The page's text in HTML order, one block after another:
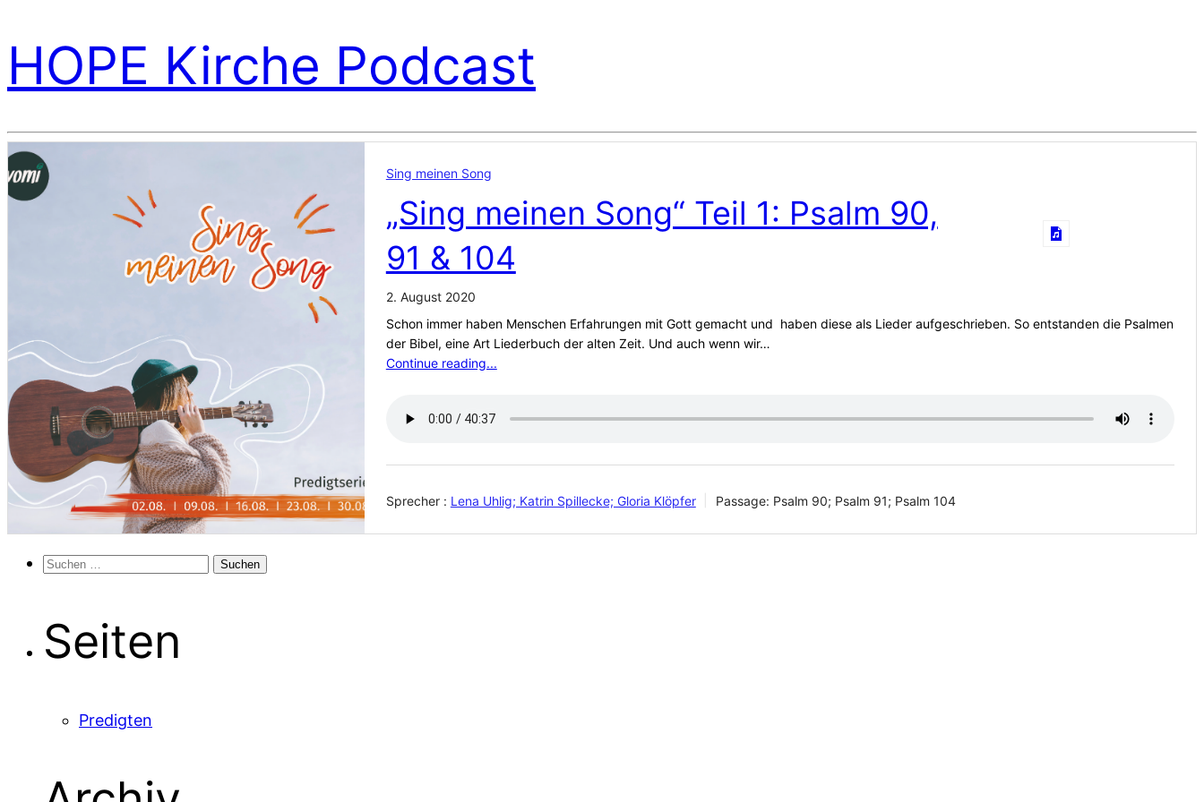
HOPE Kirche Podcast
Sing meinen Song
„Sing meinen Song“ Teil 1: Psalm 90,
91 & 104
2. August 2020
Schon immer haben Menschen Erfahrungen mit Gott gemacht und haben diese als Lieder aufgeschrieben. So entstanden die Psalmen
der Bibel, eine Art Liederbuch der alten Zeit. Und auch wenn wir…
Continue reading...
Sprecher : Lena Uhlig; Katrin Spillecke; Gloria Klöpfer Passage: Psalm 90; Psalm 91; Psalm 104
Suchen
Seiten
Predigten